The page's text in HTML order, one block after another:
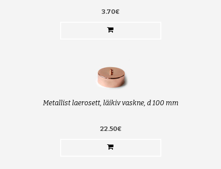
3.70€
Metallist laerosett, läikiv vaskne, d 100 mm
22.50€